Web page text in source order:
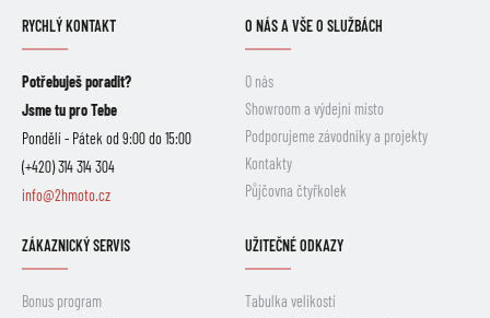
RYCHLÝ KONTAKT
Potřebuješ poradit?
Jsme tu pro Tebe
Pondělí - Pátek od 9:00 do 15:00
(+420) 314 314 304
info@2hmoto.cz
O NÁS A VŠE O SLUŽBÁCH
O nás
Showroom a výdejní místo
Podporujeme závodníky a projekty
Kontakty
Půjčovna čtyřkolek
ZÁKAZNICKÝ SERVIS
Bonus program
UŽITEČNÉ ODKAZY
Tabulka velikostí